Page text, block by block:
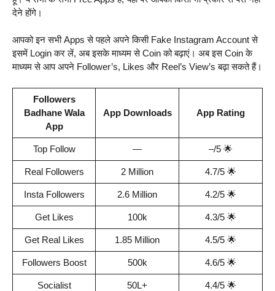
देने होंगे।
आपको इन सभी Apps से पहले अपने किसी Fake Instagram Account से
इसमें Login कर लें, अब इसके माध्यम से Coin को बढ़ाएं। अब इस Coin के
माध्यम से आप अपने Follower’s, Likes और Reel’s View’s बढ़ा सकते हैं।
Followers
Badhane Wala
App
App Downloads App Rating
Top Follow — –/5 🌟
Real Followers 2 Million 4.7/5 🌟
Insta Followers 2.6 Million 4.2/5 🌟
Get Likes 100k 4.3/5 🌟
Get Real Likes 1.85 Million 4.5/5 🌟
Followers Boost 500k 4.6/5 🌟
Socialist 50L+ 4.4/5 🌟